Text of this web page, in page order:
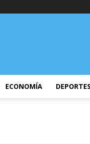
ECONOMÍA DEPORTES